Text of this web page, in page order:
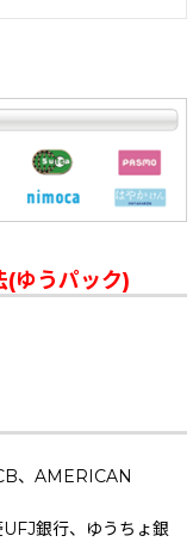
(ゆうパック)
、AMERICAN
銀行、ゆうちょ銀